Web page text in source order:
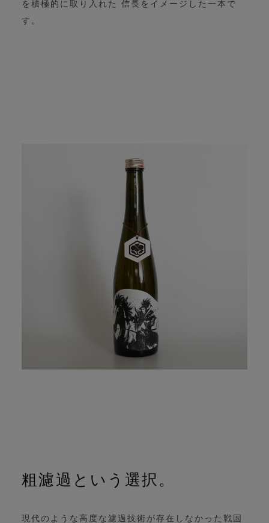
を積極的に取り入れた 信長をイメージした一本で
す。
粗濾過という選択。
現代のような高度な濾過技術が存在しなかった戦国